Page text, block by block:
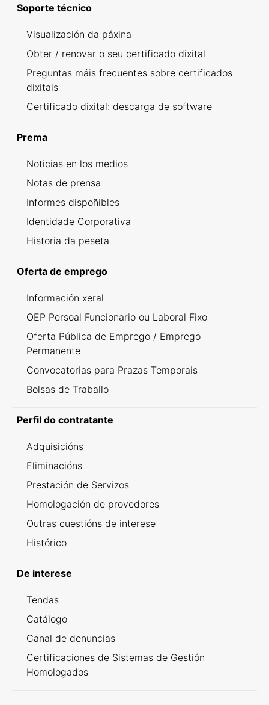
Soporte técnico
Visualización da páxina
Obter / renovar o seu certificado dixital
Preguntas máis frecuentes sobre certificados
dixitais
Certificado dixital: descarga de software
Prema
Noticias en los medios
Notas de prensa
Informes dispoñibles
Identidade Corporativa
Historia da peseta
Oferta de emprego
Información xeral
OEP Persoal Funcionario ou Laboral Fixo
Oferta Pública de Emprego / Emprego
Permanente
Convocatorias para Prazas Temporais
Bolsas de Traballo
Perfil do contratante
Adquisicións
Eliminacións
Prestación de Servizos
Homologación de provedores
Outras cuestións de interese
Histórico
De interese
Tendas
Catálogo
Canal de denuncias
Certificaciones de Sistemas de Gestión
Homologados